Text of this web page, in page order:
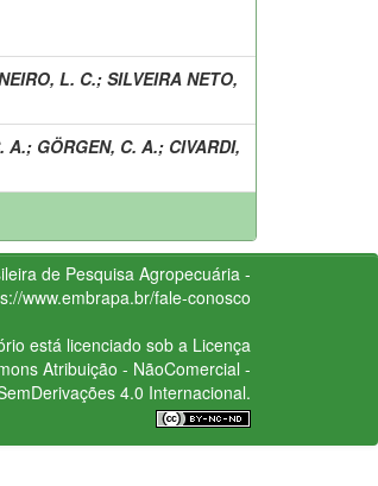
L. C.; SILVEIRA NETO,
A.; GÖRGEN, C. A.; CIVARDI,
de Pesquisa Agropecuária -
www.embrapa.br/fale-conosco
está licenciado sob a Licença
Atribuição - NãoComercial -
4.0 Internacional.